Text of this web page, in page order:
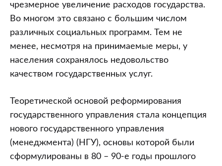
чрезмерное увеличение расходов государства.
Во многом это связано с большим числом
различных социальных программ. Тем не
менее, несмотря на принимаемые меры, у
населения сохранялось недовольство
качеством государственных услуг.
Теоретической основой реформирования
государственного управления стала концепция
нового государственного управления
(менеджмента) (НГУ), основы которой были
сформулированы в 80 – 90-е годы прошлого